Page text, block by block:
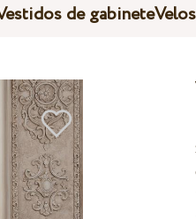
de gabinete